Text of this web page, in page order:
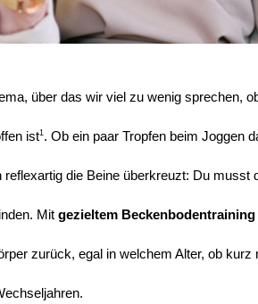
über das wir viel zu wenig sprechen,
ist1. Ob ein paar Tropfen beim Joggen
reflexartig die Beine überkreuzt: Du musst
Mit gezieltem Beckenbodentraining
zurück, egal in welchem Alter, ob kurz